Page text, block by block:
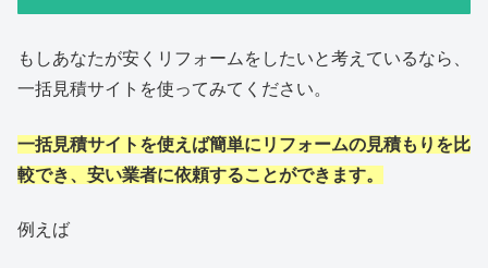
もしあなたが安くリフォームをしたいと考えているなら、
一括見積サイトを使ってみてください。
一括見積サイトを使えば簡単にリフォームの見積もりを比
較でき、安い業者に依頼することができます。
例えば